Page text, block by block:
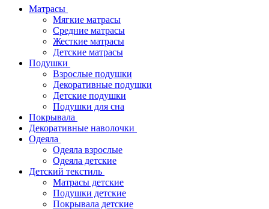
Матрасы
Мягкие матрасы
Средние матрасы
Жесткие матрасы
Детские матрасы
Подушки
Взрослые подушки
Декоративные подушки
Детские подушки
Подушки для сна
Покрывала
Декоративные наволочки
Одеяла
Одеяла взрослые
Одеяла детские
Детский текстиль
Матрасы детские
Подушки детские
Покрывала детские